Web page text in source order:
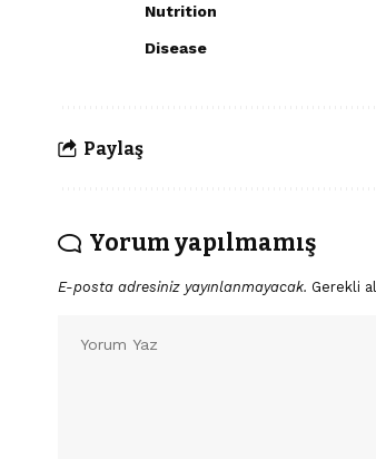
Nutrition
Disease
Paylaş
Yorum yapılmamış
E-posta adresiniz yayınlanmayacak. Gerekli